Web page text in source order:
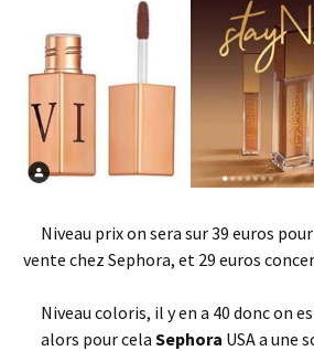
Niveau prix on sera sur 39 euros
vente chez Sephora, et 29 euros
Niveau coloris, il y en a 40 donc on
alors pour cela Sephora USA a une